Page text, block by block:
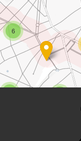
6